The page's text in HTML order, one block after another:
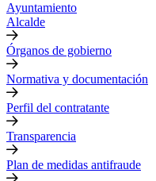
Ayuntamiento
Alcalde
Órganos de gobierno
Normativa y documentación
Perfil del contratante
Transparencia
Plan de medidas antifraude